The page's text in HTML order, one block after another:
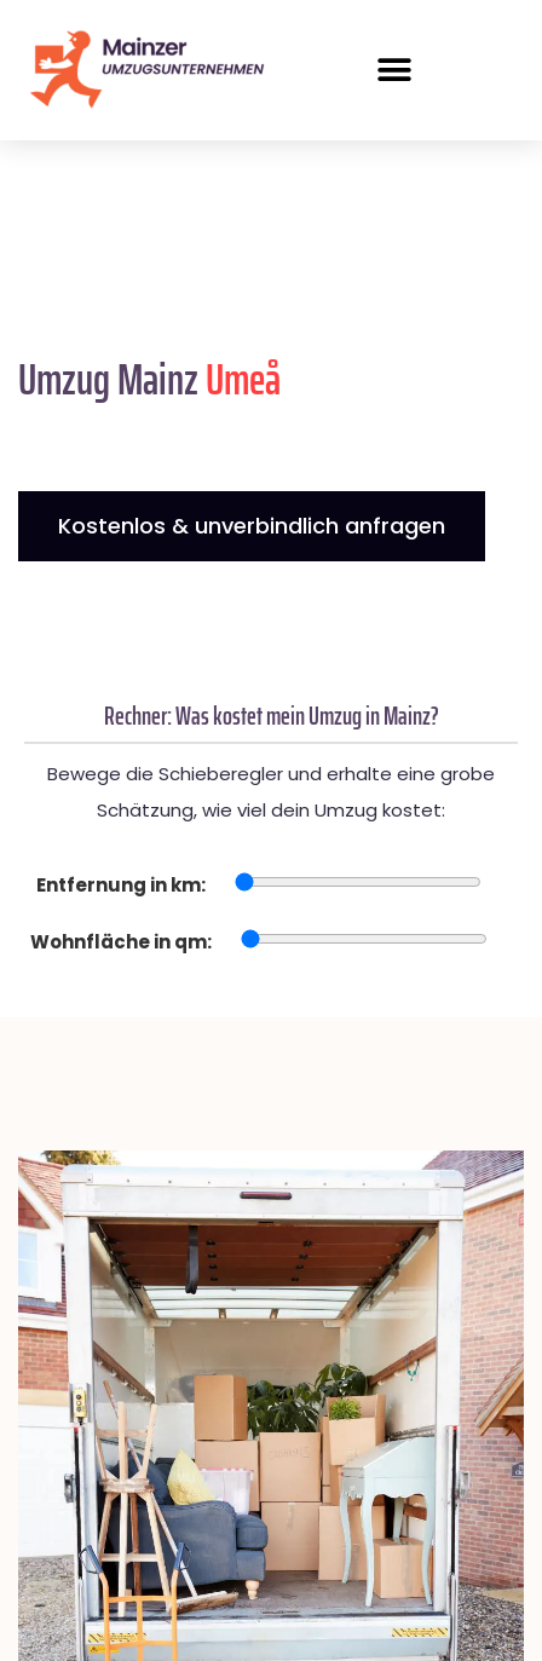
Umzug MainzUmeå
Kostenlos & unverbindlich anfragen
Rechner: Was kostet mein Umzug in Mainz?
Bewege die Schieberegler und erhalte eine grobe
Schätzung, wie viel dein Umzug kostet:
Entfernung in km:
Wohnfläche in qm: